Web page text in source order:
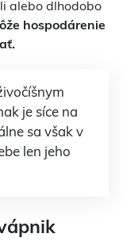
alebo dlhodobo
hospodárenie
je síce na
sa však v
len jeho